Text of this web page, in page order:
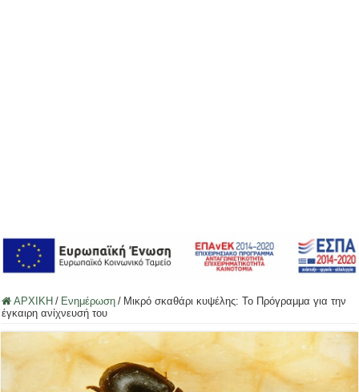
ΑΡΧΙΚΗ / Ενημέρωση / Μικρό σκαθάρι κυψέλης: Το Πρόγραμμα για την
έγκαιρη ανίχνευσή του